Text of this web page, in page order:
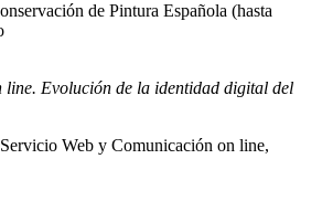
de Pintura Española (hasta
line. Evolución de la identidad digital del
Web y Comunicación on line,